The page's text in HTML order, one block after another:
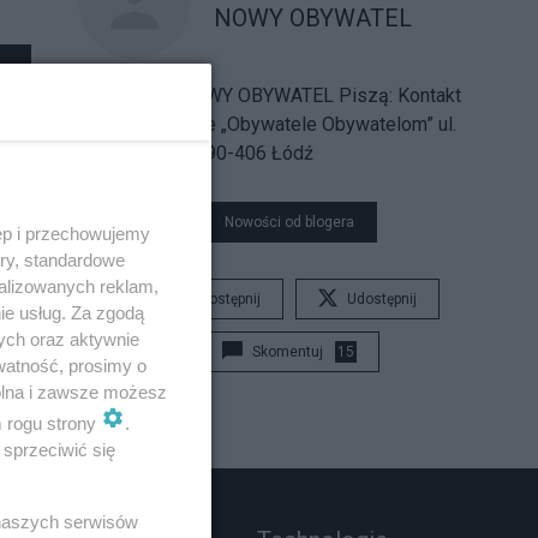
NOWY OBYWATEL
Blog pisma NOWY OBYWATEL Piszą: Kontakt
Stowarzyszenie „Obywatele Obywatelom” ul.
Piotrkowska 5 90-406 Łódź
Nowości od blogera
Udostępnij Udostępnij
Skomentuj 15
i przechowujemy
standardowe
reklam,
usług. Za zgodą
oraz aktywnie
prosimy o
i zawsze możesz
rogu strony
.
się
serwisów